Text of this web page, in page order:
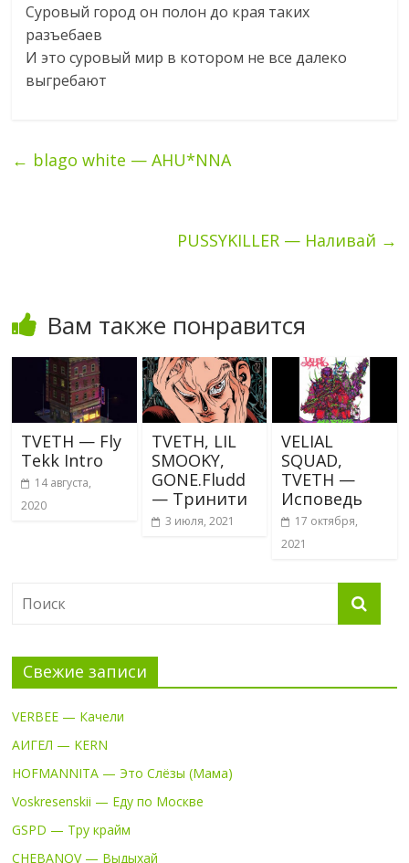
Суровый город он полон до края таких
разъебаев
И это суровый мир в котором не все далеко
выгребают
← blago white — AHU*NNA
PUSSYKILLER — Наливай →
Вам также понравится
TVETH — Fly
Tekk Intro
14 августа,
2020
TVETH, LIL
SMOOKY,
GONE.Fludd
— Тринити
3 июля, 2021
VELIAL
SQUAD,
TVETH —
Исповедь
17 октября,
2021
Свежие записи
VERBEE — Качели
АИГЕЛ — KERN
HOFMANNITA — Это Слёзы (Мама)
Voskresenskii — Еду по Москве
GSPD — Тру крайм
CHEBANOV — Выдыхай